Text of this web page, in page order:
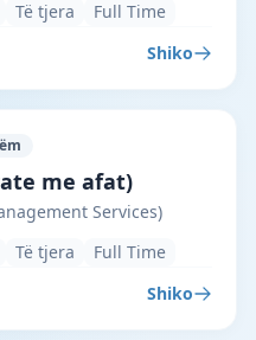
Të tjera Full Time
Shiko
Management
me afat)
Services)
Të tjera Full Time
Shiko